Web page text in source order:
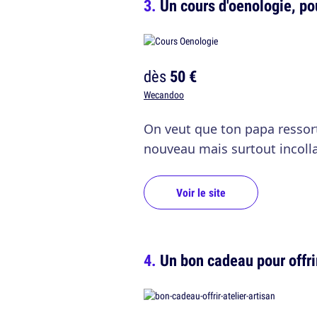
Un cours d'oenologie,
dès50 €
Wecandoo
On veut que ton papa
nouveau mais surtout
Voir le site
Un bon cadeau pour